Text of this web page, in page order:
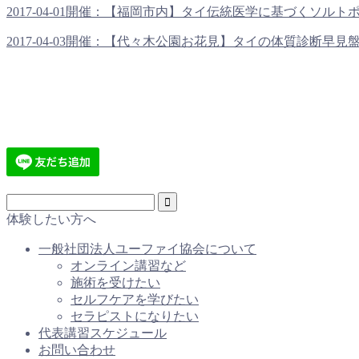
2017-04-01開催：【福岡市内】タイ伝統医学に基づくソルト
2017-04-03開催：【代々木公園お花見】タイの体質診断早見
体験したい方へ
一般社団法人ユーファイ協会について
オンライン講習など
施術を受けたい
セルフケアを学びたい
セラピストになりたい
代表講習スケジュール
お問い合わせ